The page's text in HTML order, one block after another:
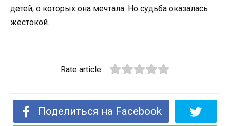
детей, о которых она мечтала. Но судьба оказалась
жестокой.
Rate article
Поделиться на Facebook